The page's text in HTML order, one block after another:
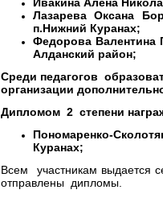
Лазарева Оксана
п.Нижний Куранах;
Федорова Валентина
Алданский район;
Среди педагогов
организации
Дипломом 2 степени
Пономаренко-
Куранах;
Всем участникам выдается
отправлены дипломы.